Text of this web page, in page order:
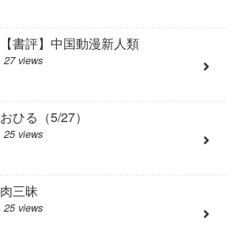
【書評】中国動漫新人類
27 views
おひる（5/27）
25 views
肉三昧
25 views